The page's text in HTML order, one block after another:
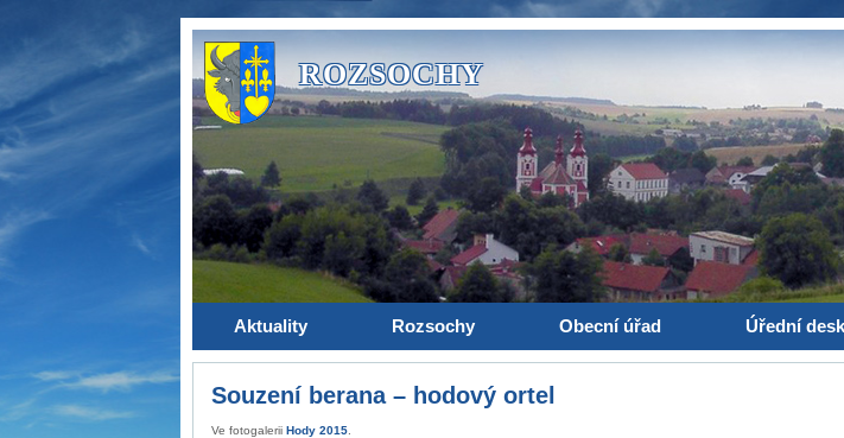
ROZSOCHY
Aktuality Rozsochy Obecní úřad Úřední
Souzení berana – hodový ortel
Ve fotogalerii Hody 2015